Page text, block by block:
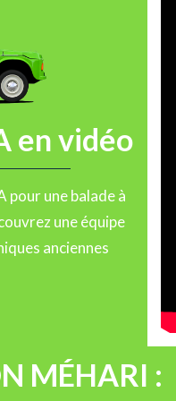
en vidéo
pour une balade à
une équipe
anciennes
MÉHARI :